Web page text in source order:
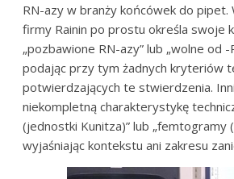
RN-azy w branży końcówek do pipet.
firmy Rainin po prostu określa swoje
„pozbawione RN-azy” lub „wolne od -
podając przy tym żadnych kryteriów
potwierdzających te stwierdzenia.
niekompletną charakterystykę
(jednostki Kunitza)” lub „femtogramy
wyjaśniając kontekstu ani zakresu